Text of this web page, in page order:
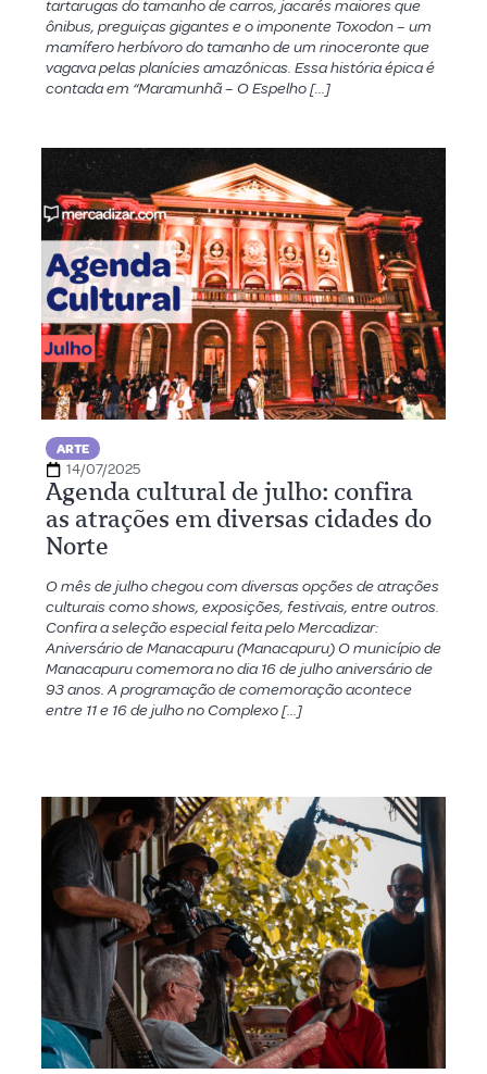
tartarugas do tamanho de carros, jacarés maiores que
ônibus, preguiças gigantes e o imponente Toxodon – um
mamífero herbívoro do tamanho de um rinoceronte que
vagava pelas planícies amazônicas. Essa história épica é
contada em “Maramunhã – O Espelho […]
ARTE
14/07/2025
Agenda cultural de julho: confira
as atrações em diversas cidades do
Norte
O mês de julho chegou com diversas opções de atrações
culturais como shows, exposições, festivais, entre outros.
Confira a seleção especial feita pelo Mercadizar:
Aniversário de Manacapuru (Manacapuru) O município de
Manacapuru comemora no dia 16 de julho aniversário de
93 anos. A programação de comemoração acontece
entre 11 e 16 de julho no Complexo […]